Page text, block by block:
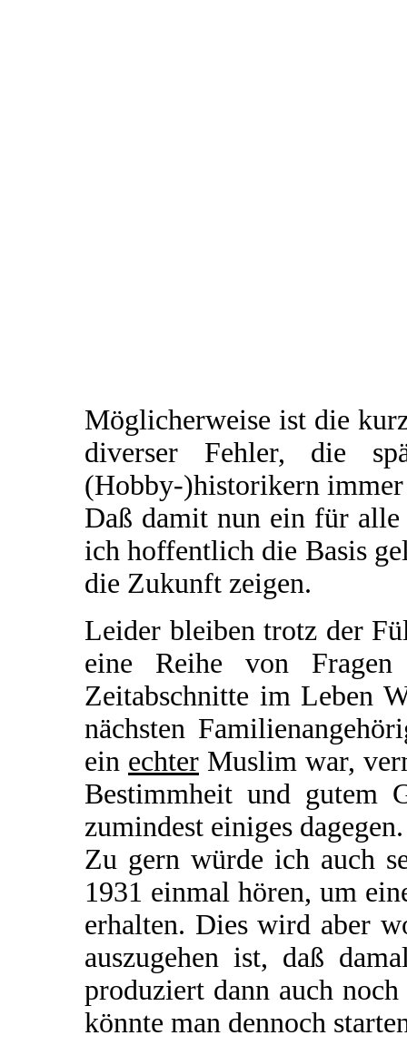
Möglicherweise ist die
diverser Fehler, die
(Hobby-)historikern immer
Daß damit nun ein für
ich hoffentlich die Basis
die Zukunft zeigen.
Leider bleiben trotz der
eine Reihe von
Zeitabschnitte im Leben
nächsten
ein echter Muslim war,
Bestimmheit und gutem
zumindest einiges dagegen.
Zu gern würde ich auch
1931 einmal hören, um
erhalten. Dies wird aber
auszugehen ist, daß
produziert dann auch
könnte man dennoch